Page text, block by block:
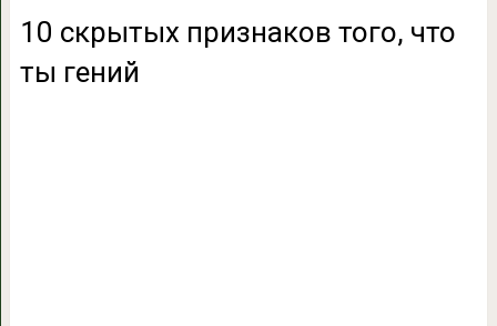
10 скрытых признаков того, что
ты гений